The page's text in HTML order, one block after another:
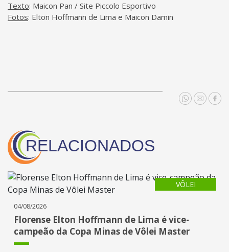
Texto: Maicon Pan / Site Piccolo Esportivo
Fotos: Elton Hoffmann de Lima e Maicon Damin
RELACIONADOS
VÔLEI
04/08/2026
Florense Elton Hoffmann de Lima é vice-
campeão da Copa Minas de Vôlei Master